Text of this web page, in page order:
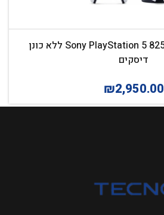
Sony PlayStation 5 825GB digital Edition ללא כונן
דיסקים
₪2,950.00